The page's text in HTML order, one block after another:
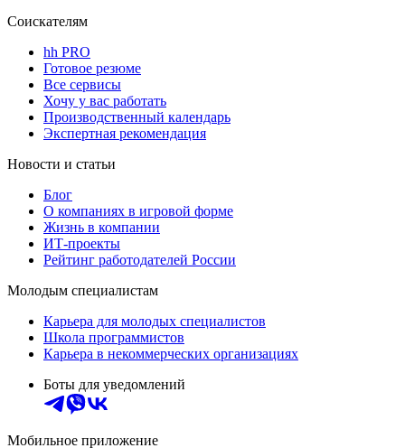
Соискателям
hh PRO
Готовое резюме
Все сервисы
Хочу у вас работать
Производственный календарь
Экспертная рекомендация
Новости и статьи
Блог
О компаниях в игровой форме
Жизнь в компании
ИТ-проекты
Рейтинг работодателей России
Молодым специалистам
Карьера для молодых специалистов
Школа программистов
Карьера в некоммерческих организациях
Боты для уведомлений
Мобильное приложение